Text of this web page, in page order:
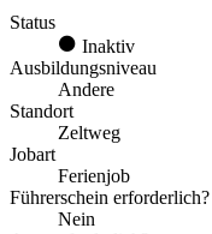
Status
Inaktiv
Ausbildungsniveau
Andere
Standort
Zeltweg
Jobart
Ferienjob
Führerschein erforderlich?
Nein